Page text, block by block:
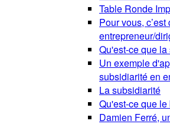
Table Ronde
Pour vous, c’est
entrepreneur/
Qu'est-ce que
Un exemple
subsidiarité en
La subsidiarité
Qu'est-ce que
Damien Ferré,